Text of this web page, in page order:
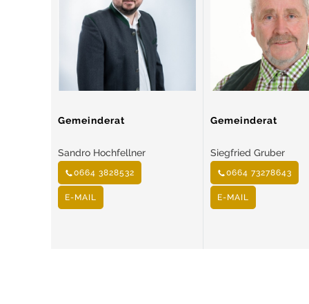
Gemeinderat
Sandro Hochfellner
0664 3828532
E-MAIL
Gemeinderat
Siegfried Gruber
0664 73278643
E-MAIL